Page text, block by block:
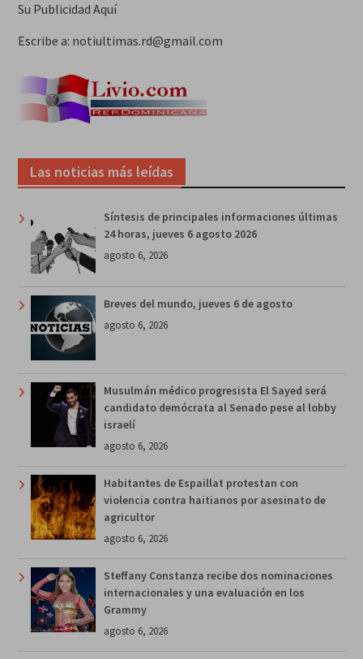
Su Publicidad Aquí
Escribe a: notiultimas.rd@gmail.com
Las noticias más leídas
Síntesis de principales informaciones últimas
24 horas, jueves 6 agosto 2026
agosto 6, 2026
Breves del mundo, jueves 6 de agosto
agosto 6, 2026
Musulmán médico progresista El Sayed será
candidato demócrata al Senado pese al lobby
israelí
agosto 6, 2026
Habitantes de Espaillat protestan con
violencia contra haitianos por asesinato de
agricultor
agosto 6, 2026
Steffany Constanza recibe dos nominaciones
internacionales y una evaluación en los
Grammy
agosto 6, 2026